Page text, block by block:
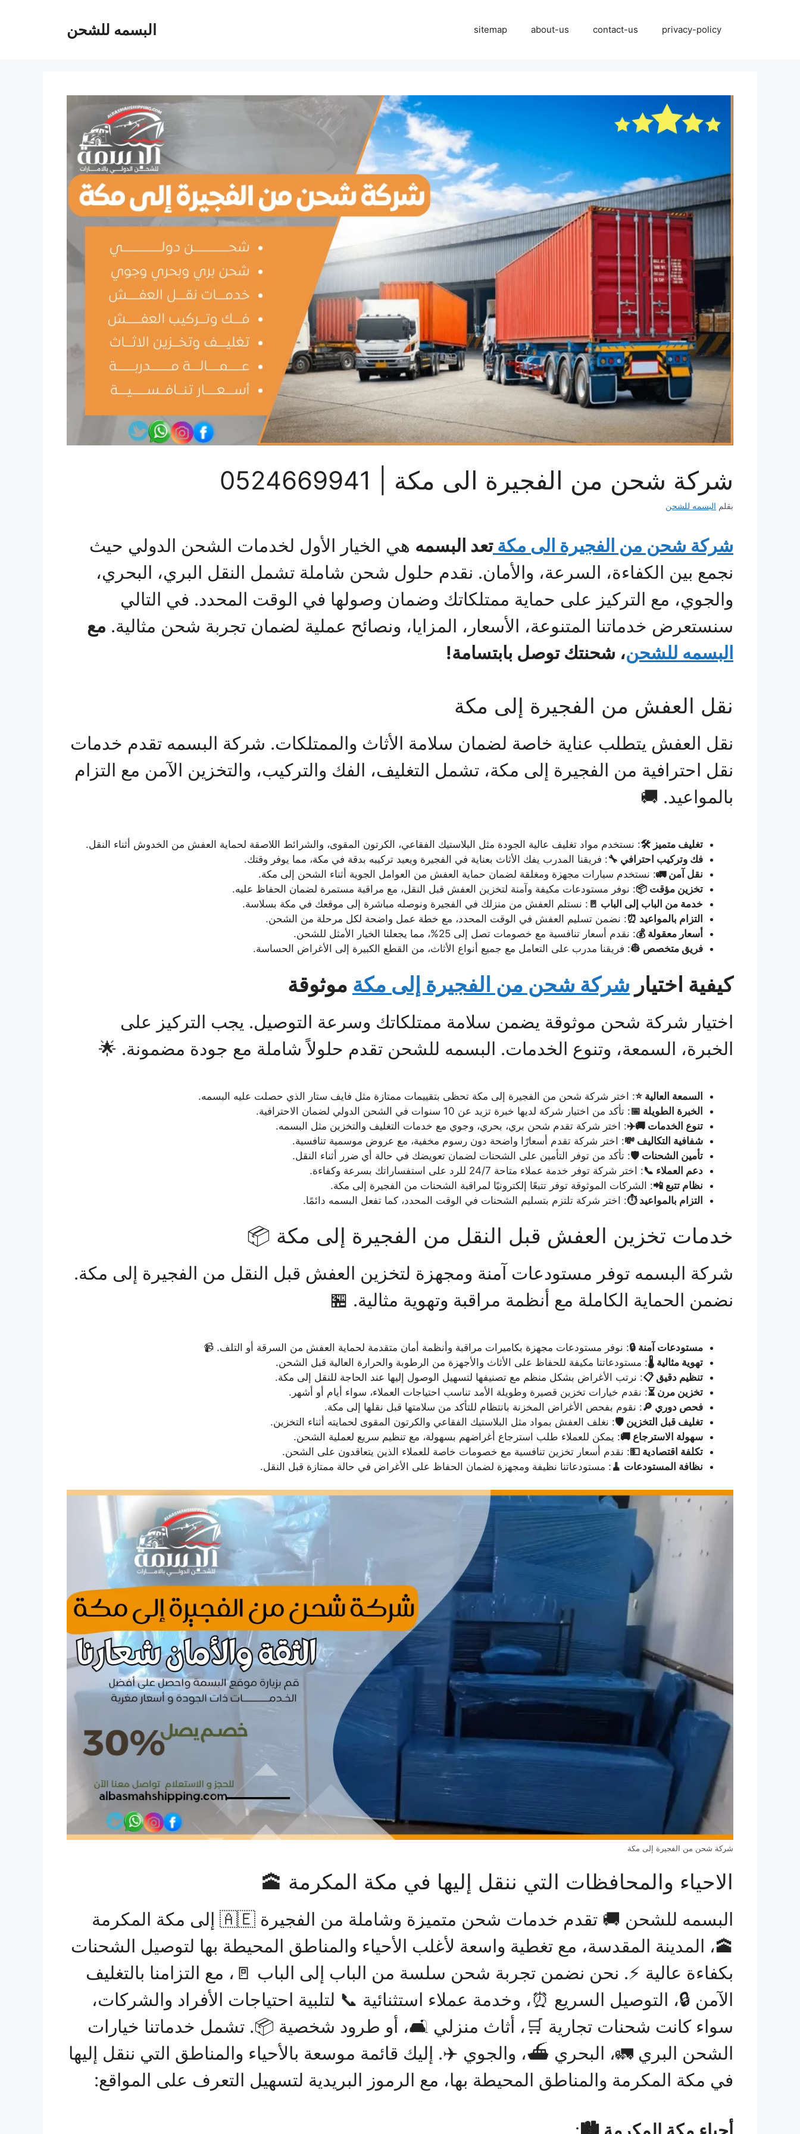
البسمه للشحن privacy-policy
contact-us
about-us
sitemap
شركة شحن من الفجيرة الى مكة | 0524669941
بقلم البسمه للشحن
شركة شحن من الفجيرة الى مكةتعد البسمه هي الخيار الأول لخدمات الشحن الدولي حيث
نجمع بين الكفاءة، السرعة، والأمان. نقدم حلول شحن شاملة تشمل النقل البري، البحري،
والجوي، مع التركيز على حماية ممتلكاتك وضمان وصولها في الوقت المحدد. في التالي
سنستعرض خدماتنا المتنوعة، الأسعار، المزايا، ونصائح عملية لضمان تجربة شحن مثالية. مع
البسمه للشحن، شحنتك توصل بابتسامة!
نقل العفش من الفجيرة إلى مكة
نقل العفش يتطلب عناية خاصة لضمان سلامة الأثاث والممتلكات. شركة البسمه تقدم خدمات
نقل احترافية من الفجيرة إلى مكة، تشمل التغليف، الفك والتركيب، والتخزين الآمن مع التزام
بالمواعيد. 🚚
تغليف متميز 🛠️: نستخدم مواد تغليف عالية الجودة مثل البلاستيك الفقاعي، الكرتون المقوى، والشرائط اللاصقة لحماية العفش من الخدوش أثناء النقل.
فك وتركيب احترافي 🔧: فريقنا المدرب يفك الأثاث بعناية في الفجيرة ويعيد تركيبه بدقة في مكة، مما يوفر وقتك.
نقل آمن 🚛: نستخدم سيارات مجهزة ومغلقة لضمان حماية العفش من العوامل الجوية أثناء الشحن إلى مكة.
تخزين مؤقت 📦: نوفر مستودعات مكيفة وآمنة لتخزين العفش قبل النقل، مع مراقبة مستمرة لضمان الحفاظ عليه.
خدمة من الباب إلى الباب 🚪 : نستلم العفش من منزلك في الفجيرة ونوصله مباشرة إلى موقعك في مكة بسلاسة.
التزام بالمواعيد ⏰: نضمن تسليم العفش في الوقت المحدد، مع خطة عمل واضحة لكل مرحلة من الشحن.
أسعار معقولة 💰: نقدم أسعار تنافسية مع خصومات تصل إلى 25%، مما يجعلنا الخيار الأمثل للشحن.
فريق متخصص 👷: فريقنا مدرب على التعامل مع جميع أنواع الأثاث، من القطع الكبيرة إلى الأغراض الحساسة.
كيفية اختيار شركة شحن من الفجيرة إلى مكة موثوقة
اختيار شركة شحن موثوقة يضمن سلامة ممتلكاتك وسرعة التوصيل. يجب التركيز على
الخبرة، السمعة، وتنوع الخدمات. البسمه للشحن تقدم حلولاً شاملة مع جودة مضمونة. 🌟
السمعة العالية ⭐: اختر شركة شحن من الفجيرة إلى مكة تحظى بتقييمات ممتازة مثل فايف ستار الذي حصلت عليه البسمه.
الخبرة الطويلة 📅: تأكد من اختيار شركة لديها خبرة تزيد عن 10 سنوات في الشحن الدولي لضمان الاحترافية.
تنوع الخدمات 🚚✈️: اختر شركة تقدم شحن بري، بحري، وجوي مع خدمات التغليف والتخزين مثل البسمه.
شفافية التكاليف 💸: اختر شركة تقدم أسعارًا واضحة دون رسوم مخفية، مع عروض موسمية تنافسية.
تأمين الشحنات 🛡️: تأكد من توفر التأمين على الشحنات لضمان تعويضك في حالة أي ضرر أثناء النقل.
دعم العملاء 📞: اختر شركة توفر خدمة عملاء متاحة 24/7 للرد على استفساراتك بسرعة وكفاءة.
نظام تتبع 📲: الشركات الموثوقة توفر تتبعًا إلكترونيًا لمراقبة الشحنات من الفجيرة إلى مكة.
التزام بالمواعيد ⏱️: اختر شركة تلتزم بتسليم الشحنات في الوقت المحدد، كما تفعل البسمه دائمًا.
خدمات تخزين العفش قبل النقل من الفجيرة إلى مكة 📦
شركة البسمه توفر مستودعات آمنة ومجهزة لتخزين العفش قبل النقل من الفجيرة إلى مكة.
نضمن الحماية الكاملة مع أنظمة مراقبة وتهوية مثالية. 🏪
مستودعات آمنة 🔒: نوفر مستودعات مجهزة بكاميرات مراقبة وأنظمة أمان متقدمة لحماية العفش من السرقة أو التلف. 📹
تهوية مثالية 🌡️: مستودعاتنا مكيفة للحفاظ على الأثاث والأجهزة من الرطوبة والحرارة العالية قبل الشحن.
تنظيم دقيق 📋: نرتب الأغراض بشكل منظم مع تصنيفها لتسهيل الوصول إليها عند الحاجة للنقل إلى مكة.
تخزين مرن ⏳: نقدم خيارات تخزين قصيرة وطويلة الأمد تناسب احتياجات العملاء، سواء أيام أو أشهر.
فحص دوري 🔎: نقوم بفحص الأغراض المخزنة بانتظام للتأكد من سلامتها قبل نقلها إلى مكة.
تغليف قبل التخزين 🛡️: نغلف العفش بمواد مثل البلاستيك الفقاعي والكرتون المقوى لحمايته أثناء التخزين.
سهولة الاسترجاع 🚚: يمكن للعملاء طلب استرجاع أغراضهم بسهولة، مع تنظيم سريع لعملية الشحن.
تكلفة اقتصادية 💵: نقدم أسعار تخزين تنافسية مع خصومات خاصة للعملاء الذين يتعاقدون على الشحن.
نظافة المستودعات 🧹 : مستودعاتنا نظيفة ومجهزة لضمان الحفاظ على الأغراض في حالة ممتازة قبل النقل.
شركة شحن من الفجيرة إلى مكة
الاحياء والمحافظات التي ننقل إليها في مكة المكرمة 🕋
البسمه للشحن 🚚 تقدم خدمات شحن متميزة وشاملة من الفجيرة 🇦🇪 إلى مكة المكرمة
🕋، المدينة المقدسة، مع تغطية واسعة لأغلب الأحياء والمناطق المحيطة بها لتوصيل الشحنات
بكفاءة عالية ⚡. نحن نضمن تجربة شحن سلسة من الباب إلى الباب 🚪، مع التزامنا بالتغليف
الآمن 🔒، التوصيل السريع ⏰، وخدمة عملاء استثنائية 📞 لتلبية احتياجات الأفراد والشركات،
سواء كانت شحنات تجارية 🛒، أثاث منزلي 🛋️، أو طرود شخصية 📦. تشمل خدماتنا خيارات
الشحن البري 🚛، البحري ⛴️، والجوي ✈️. إليك قائمة موسعة بالأحياء والمناطق التي ننقل إليها
في مكة المكرمة والمناطق المحيطة بها، مع الرموز البريدية لتسهيل التعرف على المواقع: